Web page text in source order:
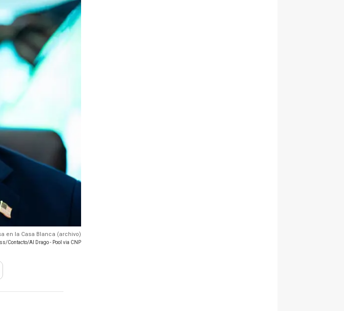
en la Casa Blanca (archivo)
Contacto/Al Drago - Pool via CNP